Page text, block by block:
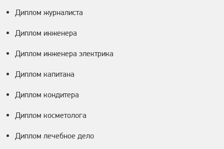
Диплом журналиста
Диплом инженера
Диплом инженера электрика
Диплом капитана
Диплом кондитера
Диплом косметолога
Диплом лечебное дело